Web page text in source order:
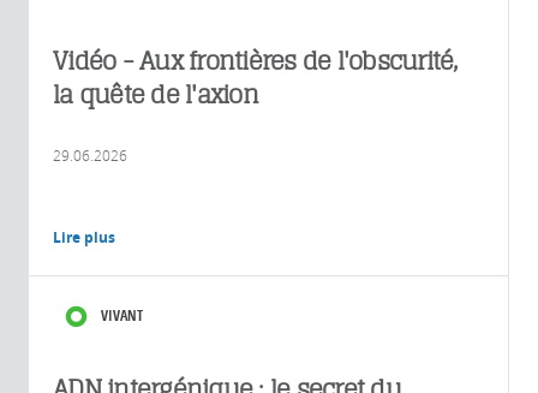
Vidéo - Aux frontières de l'obscurité,
la quête de l'axion
29.06.2026
Lire plus
VIVANT